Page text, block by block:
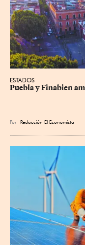
ESTADOS
Puebla y Finabien
Por Redacción El Economista